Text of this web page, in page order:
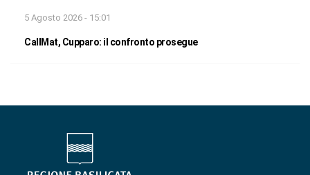
5 Agosto 2026 - 15:01
CallMat, Cupparo: il confronto prosegue